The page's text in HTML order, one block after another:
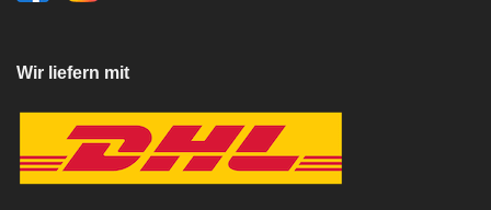
Wir liefern mit